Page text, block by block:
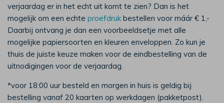
verjaardag er in het echt uit komt te zien? Dan is het
mogelijk om een echte proefdruk bestellen voor máár € 1,-
Daarbij ontvang je dan een voorbeeldsetje met alle
mogelijke papiersoorten en kleuren enveloppen. Zo kun je
thuis de juiste keuze maken voor de eindbestelling van de
uitnodigingen voor de verjaardag.
*voor 18:00 uur besteld en morgen in huis is geldig bij
bestelling vanaf 20 kaarten op werkdagen (pakketpost).